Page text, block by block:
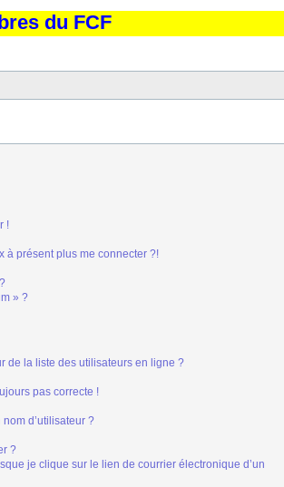
du FCF
!
à présent plus me connecter ?!
» ?
de la liste des utilisateurs en ligne ?
pas correcte !
d’utilisateur ?
?
je clique sur le lien de courrier électronique d’un